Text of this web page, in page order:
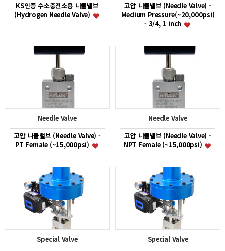
KS인증 수소충전소용 니들밸브
(Hydrogen Needle Valve)
고압 니들밸브 (Needle Valve) -
Medium Pressure(~20,000psi)
- 3/4, 1 inch
Needle Valve
고압 니들밸브 (Needle Valve) -
PT Female (~15,000psi)
Needle Valve
고압 니들밸브 (Needle Valve) -
NPT Female (~15,000psi)
Special Valve
Special Valve